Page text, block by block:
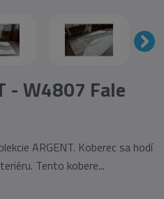
- W4807 Fale
ARGENT. Koberec sa hodí
Tento kobere...